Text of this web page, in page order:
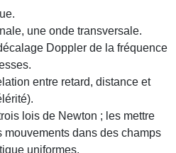
une onde transversale.
Doppler de la fréquence
entre retard, distance et
lois de Newton ; les mettre
dans des champs
uniformes.